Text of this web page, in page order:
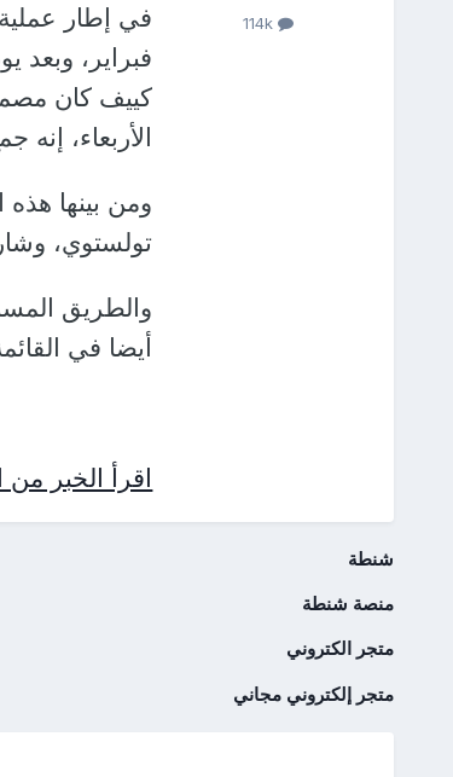
114k
فبراير،
كييف كان
الأربعاء، إنه جمع قائمة تضم 467
ومن بينها
تولستوي،
والطريق
أيضا في
اقرأ الخبر من
شنطة
منصة شنطة
متجر الكتروني
متجر إلكتروني مجاني